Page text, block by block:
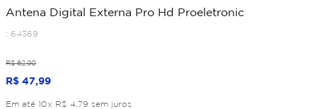
Antena Digital Externa Pro Hd Proeletronic
: 64369
R$ 62,90
R$ 47,99
Em até 10x R$ 4 79 sem juros